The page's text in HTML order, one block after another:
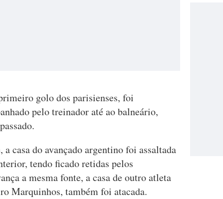
golo dos parisienses, foi
pelo treinador até ao balneário,
casa do avançado argentino foi assaltada
tendo ficado retidas pelos
a mesma fonte, a casa de outro atleta
Marquinhos, também foi atacada.